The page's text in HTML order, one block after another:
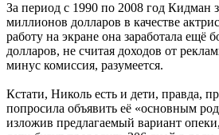
За период с 1990 по 2008 год Кидман
миллионов долларов в качестве
работу на экране она заработала ещё
долларов, не считая доходов от
минус комиссия, разумеется.
Кстати, Николь есть и дети, правда,
попросила объявить её «основным
изложив предлагаемый вариант